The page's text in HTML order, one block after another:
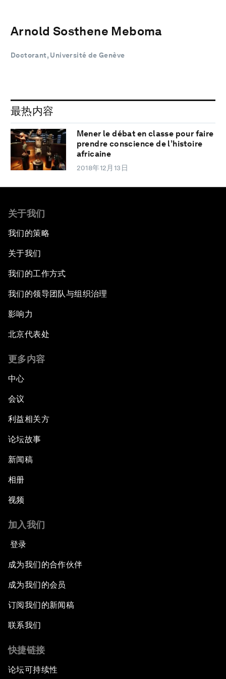
Arnold Sosthene Meboma
Doctorant, Université de Genève
最热内容
Mener le débat en classe pour faire
prendre conscience de l’histoire
africaine
2018年12月13日
关于我们
我们的策略
关于我们
我们的工作方式
我们的领导团队与组织治理
影响力
北京代表处
更多内容
中心
会议
利益相关方
论坛故事
新闻稿
相册
视频
加入我们
登录
成为我们的合作伙伴
成为我们的会员
订阅我们的新闻稿
联系我们
快捷链接
论坛可持续性